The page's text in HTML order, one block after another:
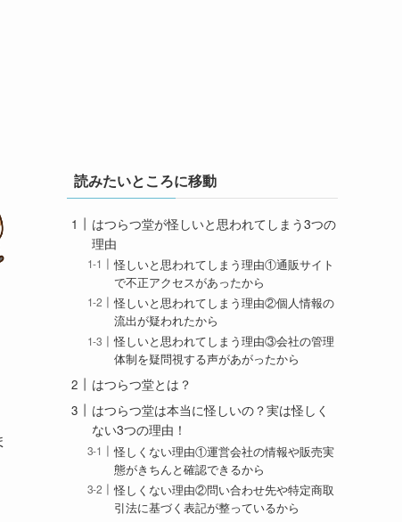
読みたいところに移動
はつらつ堂が怪しいと思われてしまう3つの
理由
怪しいと思われてしまう理由①通販サイト
で不正アクセスがあったから
怪しいと思われてしまう理由②個人情報の
流出が疑われたから
怪しいと思われてしまう理由③会社の管理
体制を疑問視する声があがったから
はつらつ堂とは？
はつらつ堂は本当に怪しいの？実は怪しく
ない3つの理由！
怪しくない理由①運営会社の情報や販売実
態がきちんと確認できるから
怪しくない理由②問い合わせ先や特定商取
引法に基づく表記が整っているから